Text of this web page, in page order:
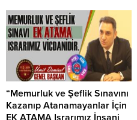
“Memurluk ve Şeflik Sınavını
Kazanıp Atanamayanlar İçin
EK ATAMA Israrımız İnsani